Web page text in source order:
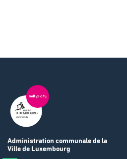
Administration communale de la
Ville de Luxembourg